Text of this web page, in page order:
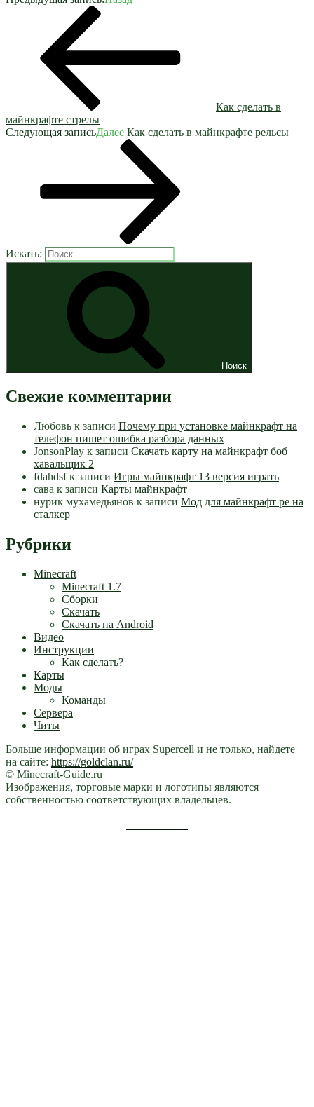
Как сделать в
майнкрафте стрелы
Следующая записьДалее Как сделать в майнкрафте рельсы
Искать:
Поиск
Свежие комментарии
Любовь к записи Почему при установке майнкрафт на
телефон пишет ошибка разбора данных
JonsonPlay к записи Скачать карту на майнкрафт боб
хавальщик 2
fdahdsfк записи Игры майнкрафт 13 версия играть
сава к записи Карты майнкрафт
нурик мухамедьянов к записи Мод для майнкрафт pe на
сталкер
Рубрики
Minecraft
Minecraft 1.7
Сборки
Скачать
Скачать на Android
Видео
Инструкции
Как сделать?
Карты
Моды
Команды
Сервера
Читы
Больше информации об играх Supercell и не только, найдете
на сайте: https://goldclan.ru/
© Minecraft-Guide.ru
Изображения, торговые марки и логотипы являются
собственностью соответствующих владельцев.